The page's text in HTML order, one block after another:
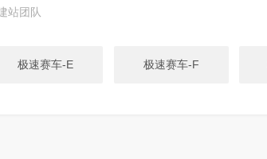
站团队
极速赛车-E 极速赛车-F